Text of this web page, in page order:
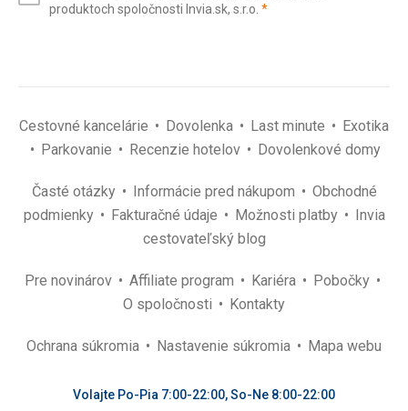
(povinné)
produktoch spoločnosti Invia.sk, s.r.o. *(povinné)
Cestovné kancelárie Dovolenka Last minute
Exotika
Parkovanie
Recenzie hotelov Dovolenkové domy
Časté otázky Informácie pred nákupom
Obchodné
podmienky
Fakturačné údaje Možnosti platby
Invia
cestovateľský blog
Pre novinárov Affiliate program Kariéra
Pobočky
O spoločnosti
Kontakty
Ochrana súkromia Nastavenie súkromia Mapa webu
Volajte Po-Pia 7:00-22:00, So-Ne 8:00-22:00